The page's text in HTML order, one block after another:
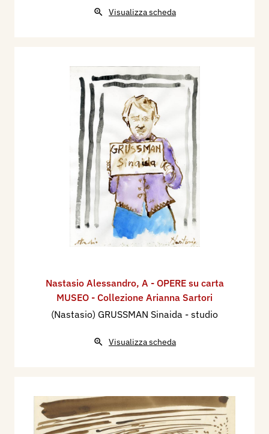
Visualizza scheda
Nastasio Alessandro, A - OPERE su carta
MUSEO - Collezione Arianna Sartori
(Nastasio) GRUSSMAN Sinaida - studio
Visualizza scheda